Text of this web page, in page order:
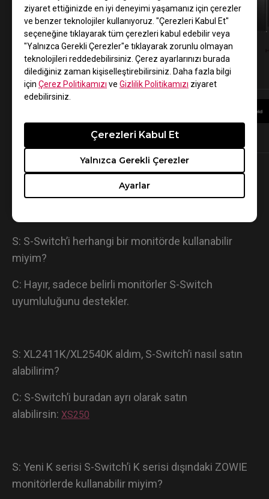
ziyaret ettiğinizde en iyi deneyimi yaşamanız için çerezler
ve benzer teknolojiler kullanıyoruz. "Çerezleri Kabul Et"
seçeneğine tıklayarak tüm çerezleri kabul edebilir veya
"Yalnızca Gerekli Çerezler"e tıklayarak zorunlu olmayan
teknolojileri reddedebilirsiniz. Çerez ayarlarınızı burada
dilediğiniz zaman kişiselleştirebilirsiniz. Daha fazla bilgi
için Çerez Politikamızı ve Gizlilik Politikamızı ziyaret
edebilirsiniz.
Ayarlar
Yalnızca Gerekli Çerezler
Çerezleri Kabul Et
XL2746S XL2740
Daha Fazla Bilgi
SSS
S: S-Switch’i herhangi bir monitörde kullanabilir
miyim?
C: Hayır, sadece belirli monitörler S-Switch
uyumluluğunu destekler.
S: XL2411K/XL2540K aldım, S-Switch’i nasıl satın
alabilirim?
C: S-Switch’i buradan ayrı olarak satın
alabilirsin: XS250
S: Yeni K serisi S-Switch’i K serisi dışındaki ZOWIE
monitörlerde kullanabilir miyim?